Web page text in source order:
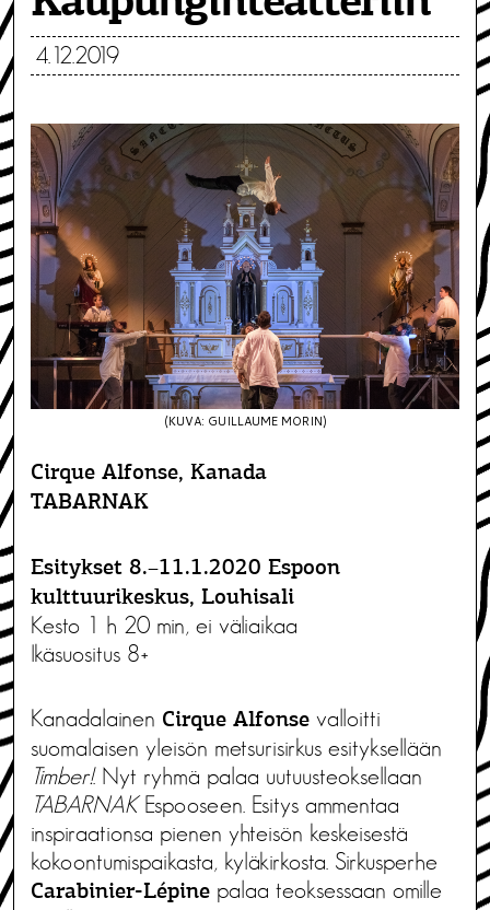
4.12.2019
(KUVA: GUILLAUME MORIN)
Cirque Alfonse, Kanada
TABARNAK
Esitykset 8.–11.1.2020 Espoon
kulttuurikeskus, Louhisali
Kesto 1 h 20 min, ei väliaikaa
Ikäsuositus 8+
Kanadalainen Cirque Alfonse valloitti
suomalaisen yleisön metsurisirkus esityksellään
Timber!. Nyt ryhmä palaa uutuusteoksellaan
TABARNAKEspooseen. Esitys ammentaa
inspiraationsa pienen yhteisön keskeisestä
kokoontumispaikasta, kyläkirkosta. Sirkusperhe
Carabinier-Lépine palaa teoksessaan omille